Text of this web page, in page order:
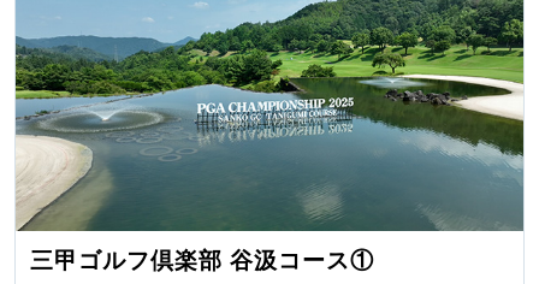
三甲ゴルフ倶楽部 谷汲コース①